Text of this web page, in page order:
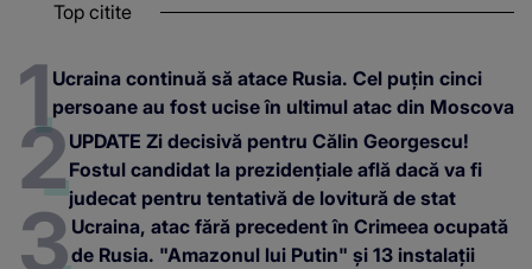
Top citite
Ucraina continuă să atace Rusia. Cel puțin cinci
persoane au fost ucise în ultimul atac din Moscova
UPDATE Zi decisivă pentru Călin Georgescu!
Fostul candidat la prezidențiale află dacă va fi
judecat pentru tentativă de lovitură de stat
Ucraina, atac fără precedent în Crimeea ocupată
de Rusia. "Amazonul lui Putin" și 13 instalații